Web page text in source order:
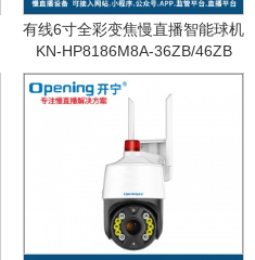
有线6寸全彩变焦慢直播智能球机
KN-HP8186M8A-36ZB/46ZB